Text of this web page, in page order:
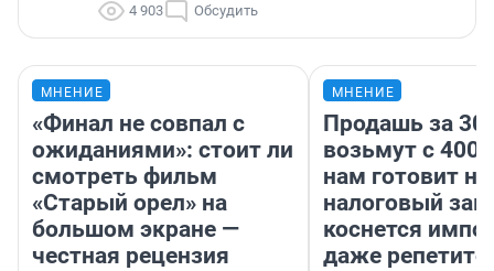
4 903 Обсудить
МНЕНИЕ
«Финал не совпал с
ожиданиями»: стоит ли
смотреть фильм
«Старый орел» на
большом экране —
честная рецензия
МНЕНИЕ
Продашь за
возьмут с
нам готовит
налоговый
коснется
даже